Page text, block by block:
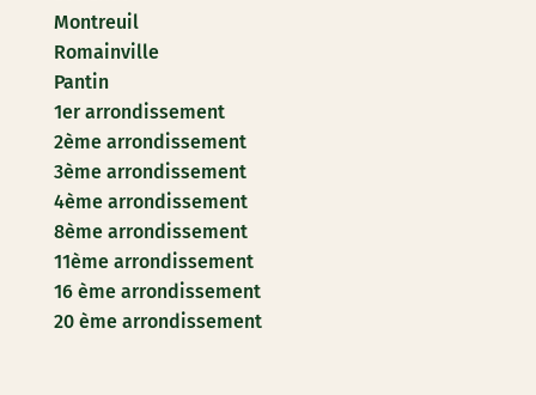
Montreuil
Romainville
Pantin
1er arrondissement
2ème arrondissement
3ème arrondissement
4ème arrondissement
8ème arrondissement
11ème arrondissement
16 ème arrondissement
20 ème arrondissement